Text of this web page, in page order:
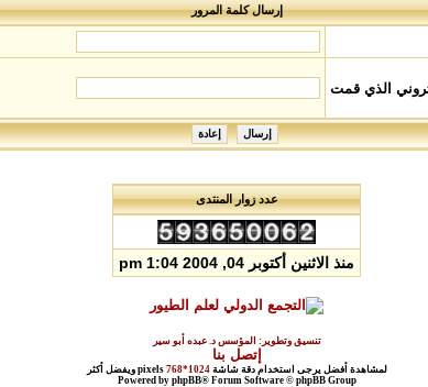
إرسال كلمة المرور
الذي قمت
عدد زوار المنتدى
منذ الاثنين أكتوبر 04, 2004 1:04 pm
تنسيق وتطوير: المؤسس د. عبده أبو سير
إتصل بنا
لمشاهدة أفضل يرجى استخدام دقة شاشة 1024*768
pixels ويفضل أكثر
Powered by phpBB® Forum Software © phpBB Group